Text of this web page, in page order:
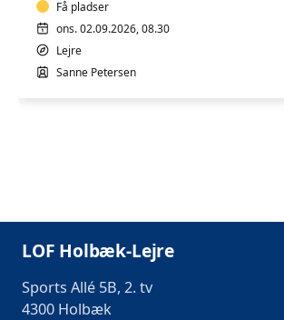
Få pladser
ons. 02.09.2026, 08.30
Lejre
Sanne Petersen
LOF Holbæk-Lejre
Sports Allé 5B, 2. tv
4300 Holbæk